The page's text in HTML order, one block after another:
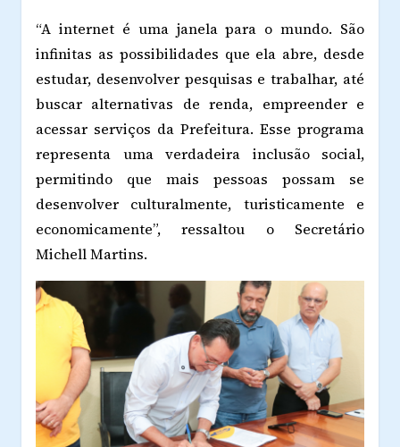
“A internet é uma janela para o mundo. São
infinitas as possibilidades que ela abre, desde
estudar, desenvolver pesquisas e trabalhar, até
buscar alternativas de renda, empreender e
acessar serviços da Prefeitura. Esse programa
representa uma verdadeira inclusão social,
permitindo que mais pessoas possam se
desenvolver culturalmente, turisticamente e
economicamente”, ressaltou o Secretário
Michell Martins.